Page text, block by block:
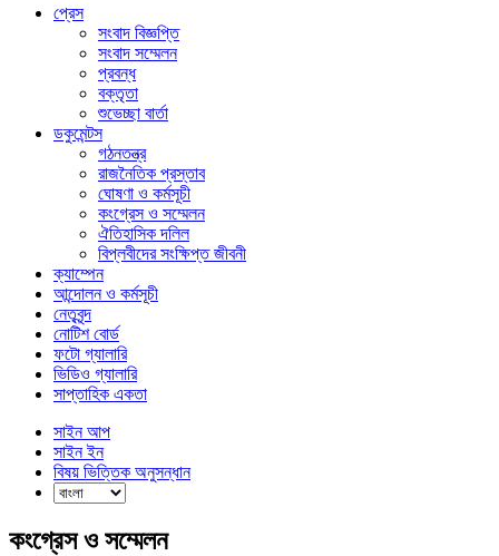
প্রেস
সংবাদ বিজ্ঞপ্তি
সংবাদ সম্মেলন
প্রবন্ধ
বক্তৃতা
শুভেচ্ছা বার্তা
ডকুমেন্টস
গঠনতন্ত্র
রাজনৈতিক প্রস্তাব
ঘোষণা ও কর্মসূচী
কংগ্রেস ও সম্মেলন
ঐতিহাসিক দলিল
বিপ্লবীদের সংক্ষিপ্ত জীবনী
ক্যাম্পেন
আন্দোলন ও কর্মসূচী
নেতৃবৃন্দ
নোটিশ বোর্ড
ফটো গ্যালারি
ভিডিও গ্যালারি
সাপ্তাহিক একতা
সাইন আপ
সাইন ইন
বিষয় ভিত্তিক অনুসন্ধান
কংগ্রেস ও সম্মেলন